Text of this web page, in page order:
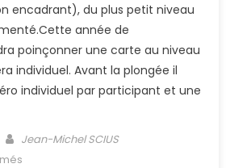
encadrant), du plus petit niveau
année de
poinçonner une carte au niveau
individuel. Avant la plongée il
individuel par participant et une
Author
Jean-Michel SCIUS